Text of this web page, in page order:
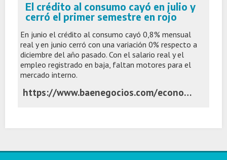
El crédito al consumo cayó en julio y
cerró el primer semestre en rojo
En junio el crédito al consumo cayó 0,8% mensual
real y en junio cerró con una variación 0% respecto a
diciembre del año pasado. Con el salario real y el
empleo registrado en baja, faltan motores para el
mercado interno.
https://www.baenegocios.com/economia/el-credito-al-consumo-cayo-en-julio-y-cerro-el-primer-semestre-en-rojo/